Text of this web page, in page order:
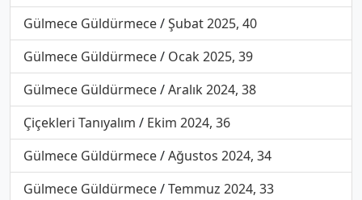
Gülmece Güldürmece/Şubat 2025, 40
Gülmece Güldürmece/ Ocak 2025, 39
Gülmece Güldürmece/Aralık 2024, 38
Çiçekleri Tanıyalım / Ekim 2024, 36
Gülmece Güldürmece/Ağustos 2024, 34
Gülmece Güldürmece/Temmuz 2024, 33